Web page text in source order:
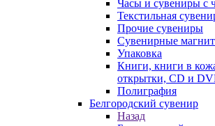
Часы и сувениры с
Текстильная
Прочие сувениры
Сувенирные
Упаковка
Книги, книги в
открытки, CD и
Полиграфия
Белгородский сувенир
Назад